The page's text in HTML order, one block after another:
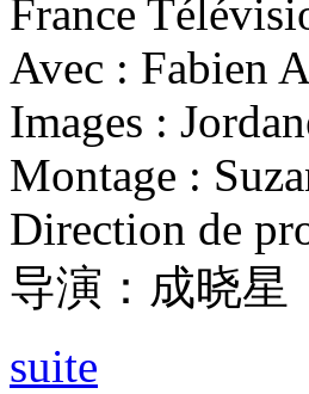
France
Avec : Fabien
Images :
Montage :
Direction de
导演：成晓星
suite